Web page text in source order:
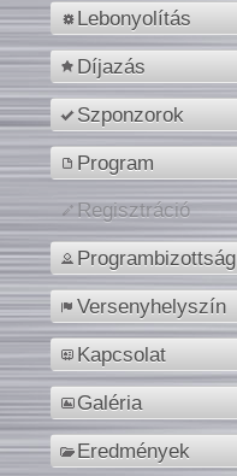
Lebonyolítás
Díjazás
Szponzorok
Program
Regisztráció
Programbizottság
Versenyhelyszín
Kapcsolat
Galéria
Eredmények